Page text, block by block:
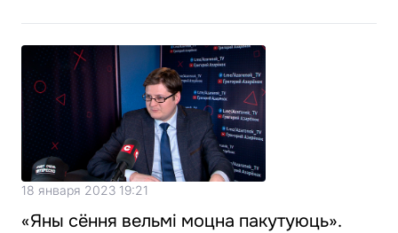
18 января 2023 19:21
«Яны сёння вельмі моцна пакутуюць».